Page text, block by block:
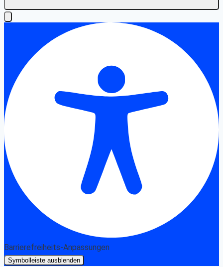
Barrierefreiheits-Anpassungen
Symbolleiste ausblenden